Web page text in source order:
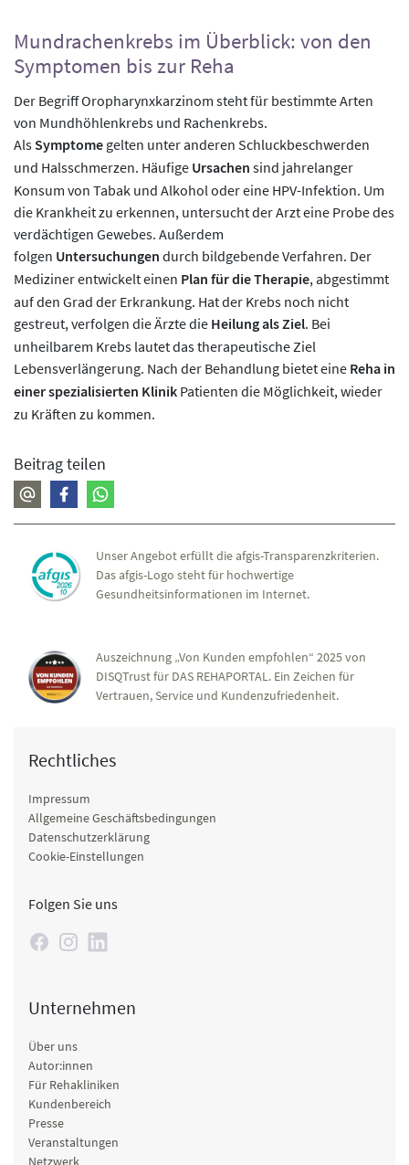
Mundrachenkrebs im Überblick: von den
Symptomen bis zur Reha
Der Begriff Oropharynxkarzinom steht für bestimmte Arten
von Mundhöhlenkrebs und Rachenkrebs.
AlsSymptome gelten unter anderen Schluckbeschwerden
und Halsschmerzen. Häufige Ursachen sind jahrelanger
Konsum von Tabak und Alkohol oder eine HPV-Infektion. Um
die Krankheit zu erkennen, untersucht der Arzt eine Probe des
verdächtigen Gewebes. Außerdem
folgen Untersuchungen durch bildgebende Verfahren. Der
Mediziner entwickelt einen Plan für die Therapie, abgestimmt
auf den Grad der Erkrankung. Hat der Krebs noch nicht
gestreut, verfolgen die Ärzte die Heilung als Ziel. Bei
unheilbarem Krebs lautet das therapeutische Ziel
Lebensverlängerung. Nach der Behandlung bietet eine Reha in
einer spezialisierten Klinik Patienten die Möglichkeit, wieder
zu Kräften zu kommen.
Beitrag teilen
Unser Angebot erfüllt die afgis-Transparenzkriterien.
Das afgis-Logo steht für hochwertige
Gesundheitsinformationen im Internet.
Auszeichnung „Von Kunden empfohlen“ 2025 von
DISQTrust für DAS REHAPORTAL. Ein Zeichen für
Vertrauen, Service und Kundenzufriedenheit.
Rechtliches
Impressum
Allgemeine Geschäftsbedingungen
Datenschutzerklärung
Cookie-Einstellungen
Folgen Sie uns
Unternehmen
Über uns
Autor:innen
Für Rehakliniken
Kundenbereich
Presse
Veranstaltungen
Netzwerk